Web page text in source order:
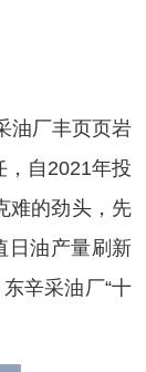
油厂丰页页岩
自2021年投
难的劲头，先
日油产量刷新
辛采油厂“十